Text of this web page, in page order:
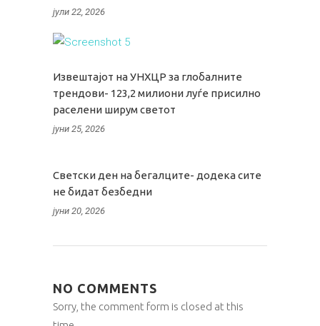
јули 22, 2026
Извештајот на УНХЦР за глобалните
трендови- 123,2 милиони луѓе присилно
раселени ширум светот
јуни 25, 2026
Светски ден на бегалците- додека сите
не бидат безбедни
јуни 20, 2026
NO COMMENTS
Sorry, the comment form is closed at this